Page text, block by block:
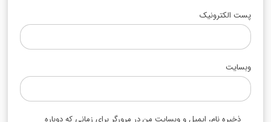
پست الکترونیک
وبسایت
ذخیره نام، ایمیل و وبسایت من در مرورگر برای زمانی که دوباره